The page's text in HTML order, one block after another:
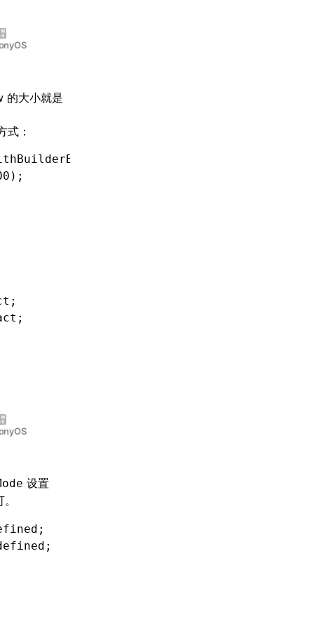
的大小就是
：
);
设置